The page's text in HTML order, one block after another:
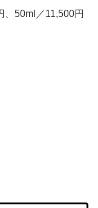
50ml／11,500円